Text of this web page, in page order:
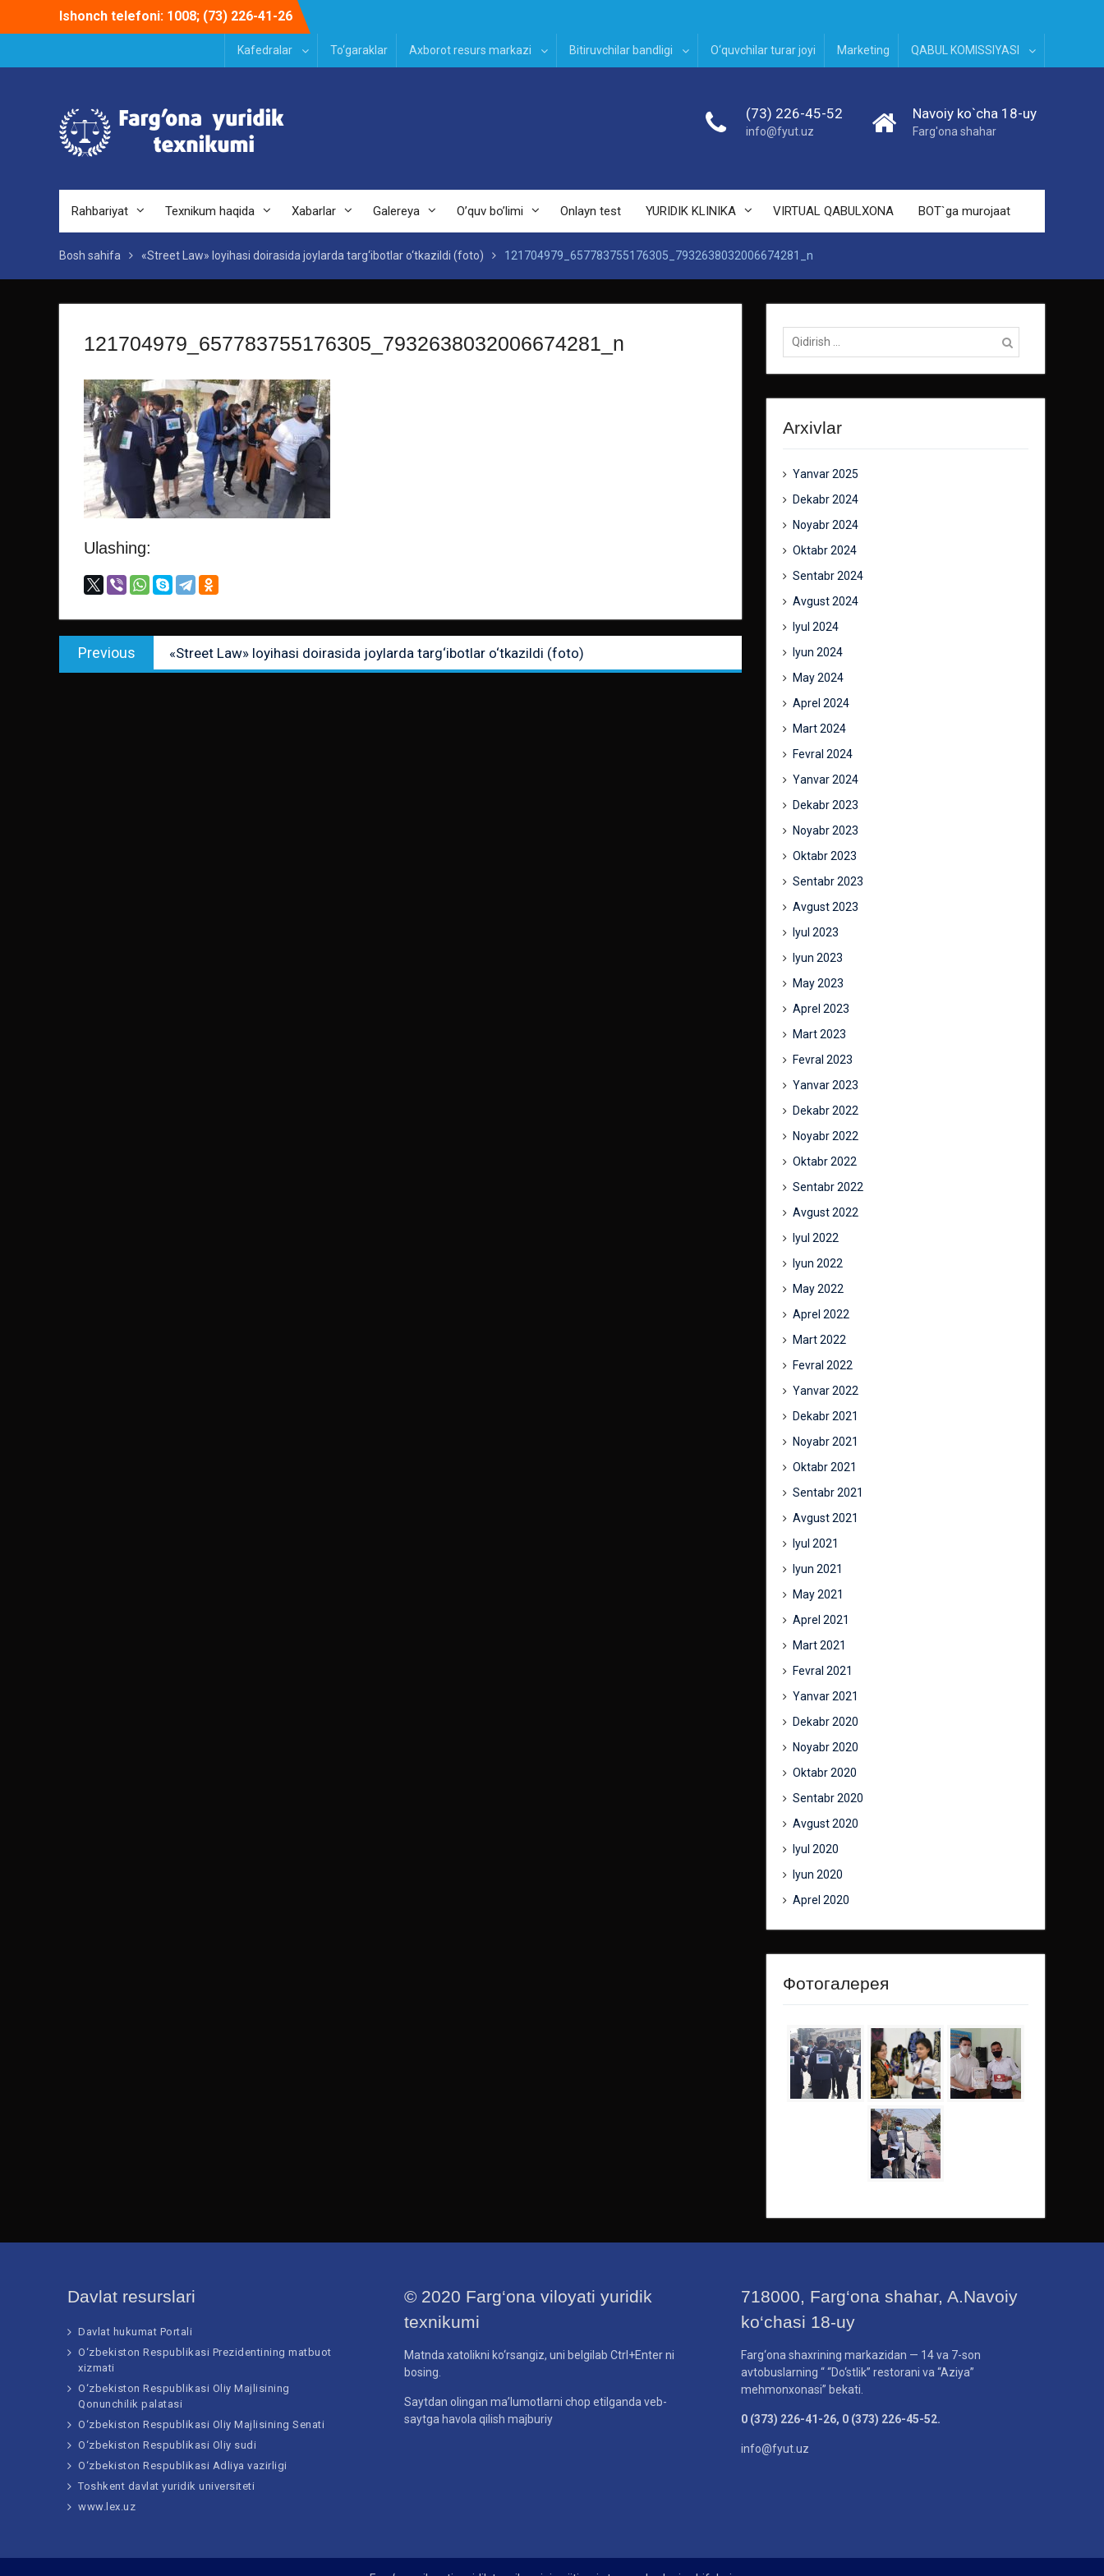
Ishonch telefoni: 1008; (73) 226-41-26
Kafedralar To‘garaklar Axborot resurs markazi Bitiruvchilar bandligi O‘quvchilar turar joyi Marketing QABUL KOMISSIYASI
(73) 226-45-52
info@fyut.uz
Navoiy ko`cha 18-uy
Farg'ona shahar
Rahbariyat Texnikum haqida Xabarlar Galereya O’quv bo’limi Onlayn test YURIDIK KLINIKA VIRTUAL QABULXONA BOT`ga murojaat
Bosh sahifa «Street Law» loyihasi doirasida joylarda targ‘ibotlar o‘tkazildi (foto) 121704979_657783755176305_7932638032006674281_n
121704979_657783755176305_7932638032006674281_n
Ulashing:
Post
menyusi
Previous
post:
«Street Law» loyihasi doirasida joylarda targ‘ibotlar o‘tkazildi (foto)
Qidirish:
Arxivlar
Yanvar 2025
Dekabr 2024
Noyabr 2024
Oktabr 2024
Sentabr 2024
Avgust 2024
Iyul 2024
Iyun 2024
May 2024
Aprel 2024
Mart 2024
Fevral 2024
Yanvar 2024
Dekabr 2023
Noyabr 2023
Oktabr 2023
Sentabr 2023
Avgust 2023
Iyul 2023
Iyun 2023
May 2023
Aprel 2023
Mart 2023
Fevral 2023
Yanvar 2023
Dekabr 2022
Noyabr 2022
Oktabr 2022
Sentabr 2022
Avgust 2022
Iyul 2022
Iyun 2022
May 2022
Aprel 2022
Mart 2022
Fevral 2022
Yanvar 2022
Dekabr 2021
Noyabr 2021
Oktabr 2021
Sentabr 2021
Avgust 2021
Iyul 2021
Iyun 2021
May 2021
Aprel 2021
Mart 2021
Fevral 2021
Yanvar 2021
Dekabr 2020
Noyabr 2020
Oktabr 2020
Sentabr 2020
Avgust 2020
Iyul 2020
Iyun 2020
Aprel 2020
Фотогалерея
Davlat resurslari
Davlat hukumat Portali
O‘zbekiston Respublikasi Prezidentining matbuot
xizmati
O‘zbekiston Respublikasi Oliy Majlisining
Qonunchilik palatasi
O‘zbekiston Respublikasi Oliy Majlisining Senati
O‘zbekiston Respublikasi Oliy sudi
O‘zbekiston Respublikasi Adliya vazirligi
Toshkent davlat yuridik universiteti
www.lex.uz
© 2020 Farg‘ona viloyati yuridik
texnikumi
Matnda xatolikni ko‘rsangiz, uni belgilab Ctrl+Enter ni
bosing.
Saytdan olingan ma’lumotlarni chop etilganda veb-
saytga havola qilish majburiy
718000, Farg‘ona shahar, A.Navoiy
ko‘chasi 18-uy
Farg‘ona shaxrining markazidan — 14 va 7-son
avtobuslarning “ “Do‘stlik” restorani va “Aziya”
mehmonxonasi” bekati.
0 (373) 226-41-26, 0 (373) 226-45-52.
info@fyut.uz